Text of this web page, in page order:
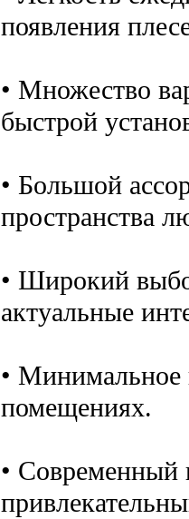
появления
• Множество
быстрой
• Большой
пространства
• Широкий
актуальные
• Минимальное
помещениях.
• Современный